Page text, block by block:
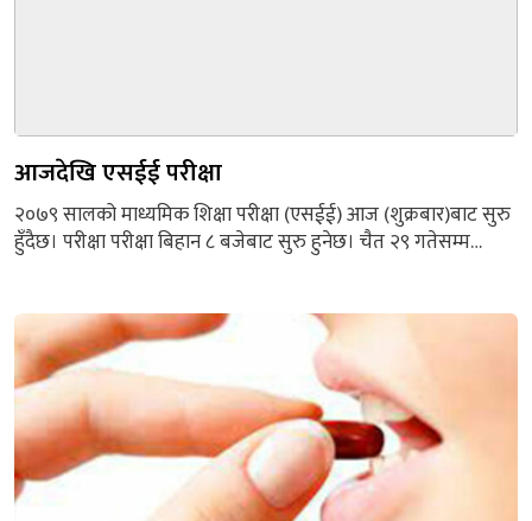
आजदेखि एसईई परीक्षा
२०७९ सालको माध्यमिक शिक्षा परीक्षा (एसईई) आज (शुक्रबार)बाट सुरु
हुँदैछ। परीक्षा परीक्षा बिहान ८ बजेबाट सुरु हुनेछ। चैत २९ गतेसम्म
१६ हजार ५७७ जनाले आवेदन फाराम भरेका छन्। पुरानो
पाठ्यक्रमअनुसारको यो वर्ष अन्तिम परीक्षा हो। आगामी २०८०...